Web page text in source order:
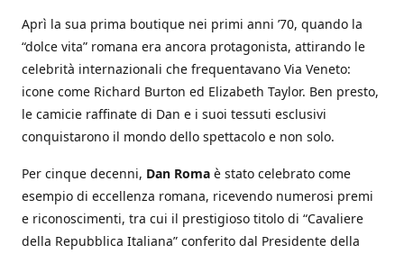
Aprì la sua prima boutique nei primi anni ’70, quando la
“dolce vita” romana era ancora protagonista, attirando le
celebrità internazionali che frequentavano Via Veneto:
icone come Richard Burton ed Elizabeth Taylor. Ben presto,
le camicie raffinate di Dan e i suoi tessuti esclusivi
conquistarono il mondo dello spettacolo e non solo.
Per cinque decenni, Dan Roma è stato celebrato come
esempio di eccellenza romana, ricevendo numerosi premi
e riconoscimenti, tra cui il prestigioso titolo di “Cavaliere
della Repubblica Italiana” conferito dal Presidente della